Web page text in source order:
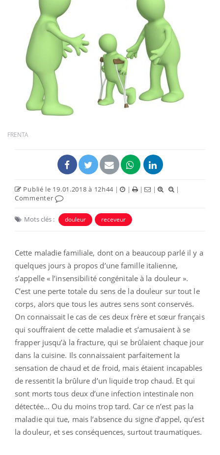
FRENTA
Publié le 19.01.2018 à 12h44 | | | |
|
Commenter
Mots clés : douleur receveur
Cette maladie familiale, dont on a beaucoup parlé il y a
quelques jours à propos d’une famille italienne,
s’appelle « l’insensibilité congénitale à la douleur ».
C’est une perte totale du sens de la douleur sur tout le
corps, alors que tous les autres sens sont conservés.
On connaissait le cas de ces deux frère et sœur français
qui souffraient de cette maladie et s’amusaient à se
frapper jusqu’à la fracture, qui se brûlaient chaque jour
dans la cuisine. Ils connaissaient parfaitement la
sensation de chaud et de froid, mais étaient incapables
de ressentit la brûlure d’un liquide trop chaud. Et qui
sont morts tous deux d’une infection intestinale non
détectée… Ou du moins trop tard. Car ce n’est pas la
maladie qui tue, mais l’absence du signe d’appel, qu’est
la douleur, et ses conséquences, surtout traumatiques.